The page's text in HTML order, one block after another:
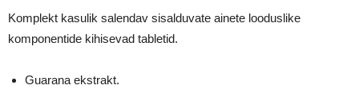
Komplekt kasulik salendav sisalduvate ainete looduslike
komponentide kihisevad tabletid.
Guarana ekstrakt.